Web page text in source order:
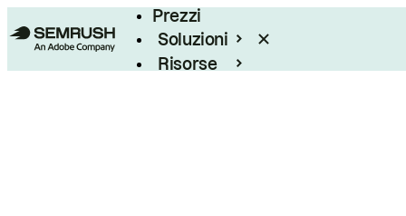
Prezzi
Soluzioni
Risorse